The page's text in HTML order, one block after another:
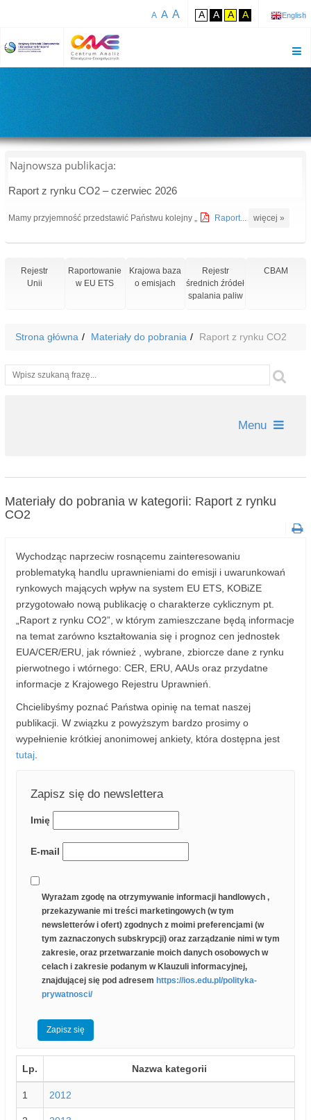
A A A A A A A English
Najnowsza publikacja:
Raport z rynku CO2 – czerwiec 2026
Mamy przyjemność przedstawić Państwu kolejny „ Raport... więcej »
Rejestr
Unii
Raportowanie
w EU ETS
Krajowa baza
o emisjach
Rejestr
średnich źródeł
spalania paliw
CBAM
Strona główna Materiały do pobrania Raport z rynku CO2
Wyszukiwarka
Menu
Materiały do pobrania w kategorii: Raport z rynku
CO2
Wychodząc naprzeciw rosnącemu zainteresowaniu
problematyką handlu uprawnieniami do emisji i uwarunkowań
rynkowych mających wpływ na system EU ETS, KOBiZE
przygotowało nową publikację o charakterze cyklicznym pt.
„Raport z rynku CO2”, w którym zamieszczane będą informacje
na temat zarówno kształtowania się i prognoz cen jednostek
EUA/CER/ERU, jak również , wybrane, zbiorcze dane z rynku
pierwotnego i wtórnego: CER, ERU, AAUs oraz przydatne
informacje z Krajowego Rejestru Uprawnień.
Chcielibyśmy poznać Państwa opinię na temat naszej
publikacji. W związku z powyższym bardzo prosimy o
wypełnienie krótkiej anonimowej ankiety, która dostępna jest
tutaj
Zapisz się do newslettera
Imię
E-mail
Wyrażam zgodę na otrzymywanie informacji handlowych ,
przekazywanie mi treści marketingowych (w tym
newsletterów i ofert) zgodnych z moimi preferencjami (w
tym zaznaczonych subskrypcji) oraz zarządzanie nimi w tym
zakresie, oraz przetwarzanie moich danych osobowych w
celach i zakresie podanym w Klauzuli informacyjnej,
znajdującej się pod adresem https://ios.edu.pl/polityka-
prywatnosci/
Lp. Nazwa kategorii
1 2012